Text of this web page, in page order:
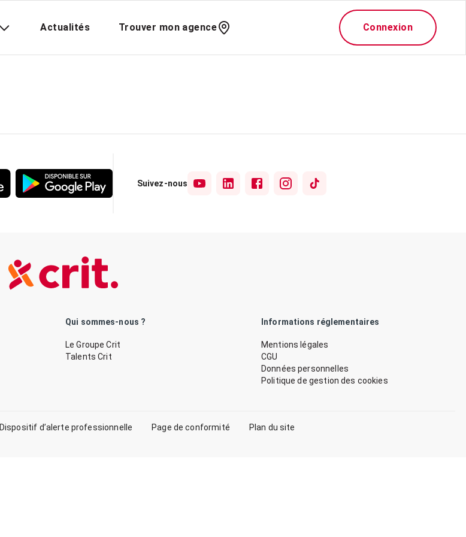
Actualités Trouver mon agence Connexion
Suivez-nous
Qui sommes-nous ?
Le Groupe Crit
Talents Crit
Informations réglementaires
Mentions légales
CGU
Données personnelles
Politique de gestion des cookies
Dispositif d’alerte professionnelle Page de conformité Plan du site